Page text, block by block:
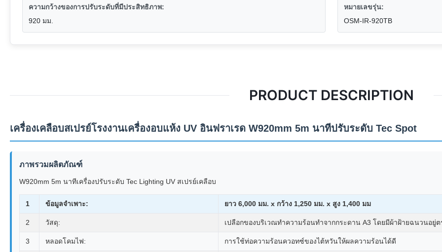
ความกว้างของการปรับระดับที่มีประสิทธิภาพ:
920 มม.
หมายเลขรุ่น:
OSM-IR-920TB
PRODUCT DESCRIPTION
เครื่องเคลือบสเปรย์โรงงานเครื่องอบแห้ง UV อินฟราเรด W920mm 5m นาทีปรับระดับ Tec Spot
ภาพรวมผลิตภัณฑ์
W920mm 5m นาทีเครื่องปรับระดับ Tec Lighting UV สเปรย์เคลือบ
1 ข้อมูลจำเพาะ: ยาว 6,000 มม. x กว้าง 1,250 มม. x สูง 1,400 มม
2 วัสดุ: เปลือกของบริเวณทำความร้อนทำจากกระดาน A3 โดยมีผ้าฝ้ายฉนวนอยู่ต
3 หลอดโคมไฟ: การใช้ท่อความร้อนควอทซ์ของไต้หวันให้ผลความร้อนได้ดี